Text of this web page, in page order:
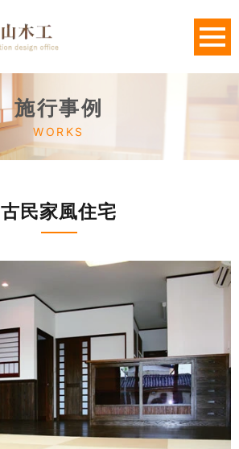
施行事例
WORKS
古民家風住宅